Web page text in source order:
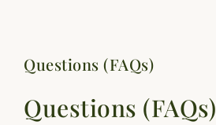
Questions (FAQs)
Questions (FAQs)